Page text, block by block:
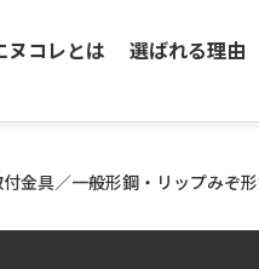
ヌコレとは 選ばれる理由
金具／一般形鋼・リップみぞ